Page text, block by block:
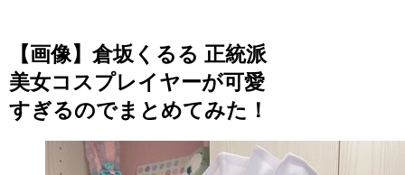
【画像】倉坂くるる 正統派
美女コスプレイヤーが可愛
すぎるのでまとめてみた！